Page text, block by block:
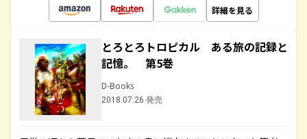
詳細を見る
とろとろトロピカル ある旅の記録と
記憶。 第5巻
D-Books
2018.07.26 発売